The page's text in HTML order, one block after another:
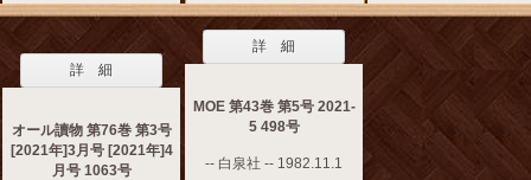
詳 細
オール讀物 第76巻 第3号
[2021年]3月号 [2021年]4
月号 1063号
詳 細
MOE 第43巻 第5号 2021-
5 498号
-- 白泉社 -- 1982.11.1